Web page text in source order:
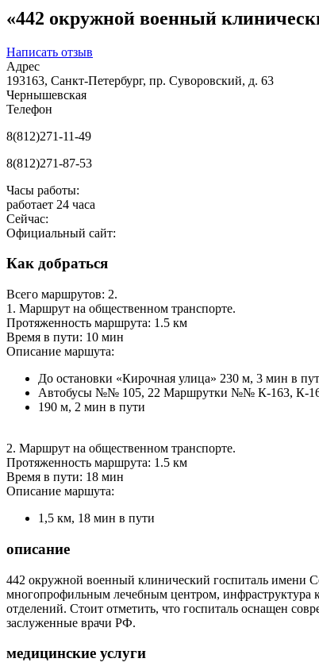
«442 окружной военный
Написать отзыв
Адрес
193163, Санкт-Петербург, пр. Суворовский, д. 63
Чернышевская
Телефон
8(812)271-11-49
8(812)271-87-53
Часы работы:
работает 24 часа
Сейчас:
Официальный сайт:
Как добраться
Всего маршрутов: 2.
1. Маршрут на общественном транспорте.
Протяженность маршрута: 1.5 км
Время в пути: 10 мин
Описание маршута:
До остановки «Кирочная улица» 230 м, 3 мин в
Автобусы №№ 105, 22 Маршрутки №№ К-163, К-
190 м, 2 мин в пути
2. Маршрут на общественном транспорте.
Протяженность маршрута: 1.5 км
Время в пути: 18 мин
Описание маршута:
1,5 км, 18 мин в пути
описание
442 окружной военный клинический госпиталь имени
многопрофильным лечебным центром, инфраструктура
отделений. Стоит отметить, что госпиталь оснащен
заслуженные врачи РФ.
медицинские услуги